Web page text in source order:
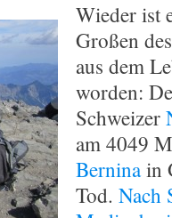
Wieder ist
Großen
aus dem
worden:
Schweizer
am 4049
Berninain
Tod. Nach